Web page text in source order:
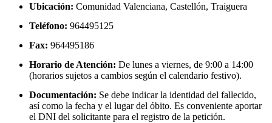
Ubicación: Comunidad Valenciana, Castellón, Traiguera
Teléfono: 964495125
Fax: 964495186
Horario de Atención: De lunes a viernes, de 9:00 a 14:00
(horarios sujetos a cambios según el calendario festivo).
Documentación: Se debe indicar la identidad del fallecido,
así como la fecha y el lugar del óbito. Es conveniente aportar
el DNI del solicitante para el registro de la petición.